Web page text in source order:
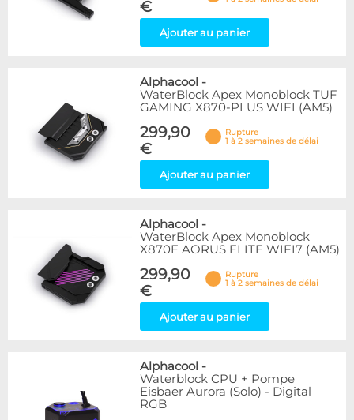
€
Ajouter au panier
Alphacool -
WaterBlock Apex Monoblock TUF
GAMING X870-PLUS WIFI (AM5)
299,90
€
Rupture
1 à 2 semaines de délai
Ajouter au panier
Alphacool -
WaterBlock Apex Monoblock
X870E AORUS ELITE WIFI7 (AM5)
299,90
€
Rupture
1 à 2 semaines de délai
Ajouter au panier
Alphacool -
Waterblock CPU + Pompe
Eisbaer Aurora (Solo) - Digital
RGB